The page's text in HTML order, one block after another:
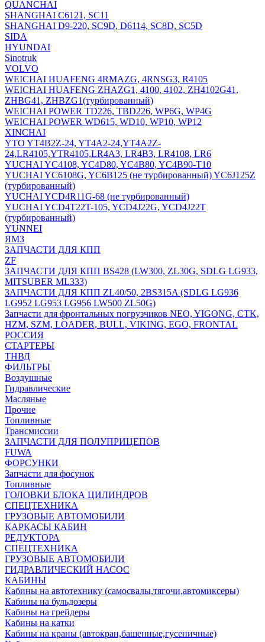
QUANCHAI
SHANGHAI C6121, SC11
SHANGHAI D9-220, SC9D, D6114, SC8D, SC5D
SIDA
HYUNDAI
Sinotruk
VOLVO
WEICHAI HUAFENG 4RMAZG, 4RNSG3, R4105
WEICHAI HUAFENG ZHAZG1, 4100, 4102, ZH4102G41,
ZHBG41, ZHBZG1(турбированный)
WEICHAI POWER TD226, TBD226, WP6G, WP4G
WEICHAI POWER WD615, WD10, WP10, WP12
XINCHAI
YTO YT4B2Z-24, YT4A2-24,YT4A2Z-
24,LR4105,YTR4105,LR4A3, LR4B3, LR4108, LR6
YUCHAI YC4108, YC4D80, YC4B80, YC4B90-T10
YUCHAI YC6108G, YC6B125 (не турбированный) YC6J125Z
(турбированный)
YUCHAI YCD4R11G-68 (не турбированный)
YUCHAI YCD4T22T-105, YCD4J22G, YCD4J22T
(турбированный)
YUNNEI
ЯМЗ
ЗАПЧАСТИ ДЛЯ КПП
ZF
ЗАПЧАСТИ ДЛЯ КПП BS428 (LW300, ZL30G, SDLG LG933,
MITSUBER ML333)
ЗАПЧАСТИ ДЛЯ КПП ZL40/50, 2BS315A (SDLG LG936
LG952 LG953 LG956 LW500 ZL50G)
Запчасти для фронтальных погрузчиков NEO, YIGONG, CTK,
HZM, SZM, LOADER, BULL, VIKING, EGO, FRONTAL
РОССИЯ
СТАРТЕРЫ
ТНВД
ФИЛЬТРЫ
Воздушные
Гидравлические
Масляные
Прочие
Топливные
Трансмиссии
ЗАПЧАСТИ ДЛЯ ПОЛУПРИЦЕПОВ
FUWA
ФОРСУНКИ
Запчасти для фосунок
Топливные
ГОЛОВКИ БЛОКА ЦИЛИНДРОВ
СПЕЦТЕХНИКА
ГРУЗОВЫЕ АВТОМОБИЛИ
КАРКАСЫ КАБИН
РЕДУКТОРА
СПЕЦТЕХНИКА
ГРУЗОВЫЕ АВТОМОБИЛИ
ГИДРАВЛИЧЕСКИЙ НАСОС
КАБИНЫ
Кабины на автотехнику (самосвалы,тягочи,автомиксеры)
Кабины на бульдозеры
Кабины на грейдеры
Кабины на катки
Кабины на краны (автокран,башенные,гусеничные)